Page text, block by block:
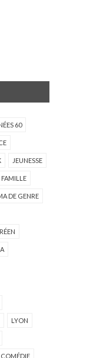
60
JEUNESSE
FAMILLE
DE GENRE
LYON
COMÉDIE